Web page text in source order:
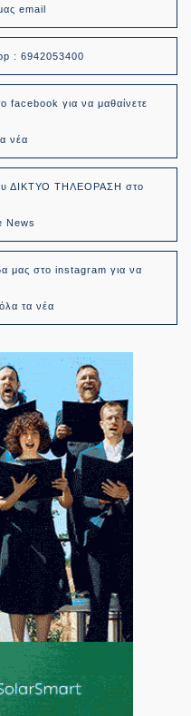
email
: 6942053400
facebook για να μαθαίνετε
νέα
ΔΙΚΤΥΟ ΤΗΛΕΟΡΑΣΗ στο
News
μας στο instagram για να
τα νέα